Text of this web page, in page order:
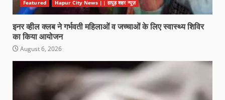
Featured Hapur City News || हापुड़ शहर न्यूज़
इनर व्हील क्लब ने गर्भवती महिलाओं व जच्चाओं के लिए स्वास्थ्य शिविर
का किया आयोजन
August 6, 2026